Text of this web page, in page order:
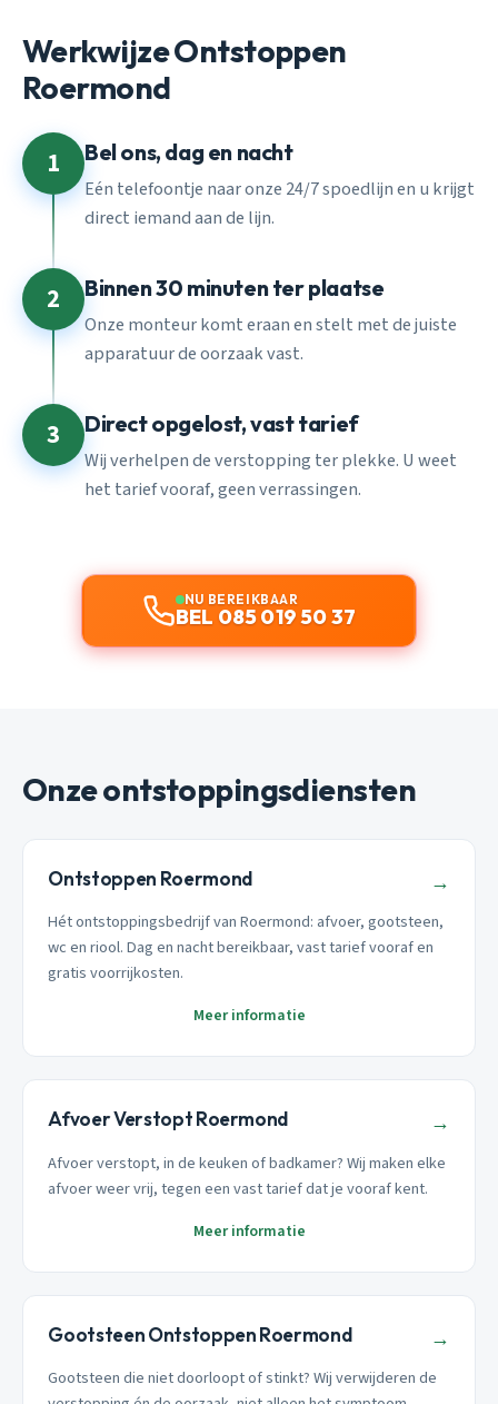
Werkwijze Ontstoppen
Roermond
1 Bel ons, dag en nacht
Eén telefoontje naar onze 24/7 spoedlijn en u krijgt
direct iemand aan de lijn.
2 Binnen 30 minuten ter plaatse
Onze monteur komt eraan en stelt met de juiste
apparatuur de oorzaak vast.
3 Direct opgelost, vast tarief
Wij verhelpen de verstopping ter plekke. U weet
het tarief vooraf, geen verrassingen.
NU BEREIKBAAR
BEL 085 019 50 37
Onze ontstoppingsdiensten
Ontstoppen Roermond →
Hét ontstoppingsbedrijf van Roermond: afvoer, gootsteen,
wc en riool. Dag en nacht bereikbaar, vast tarief vooraf en
gratis voorrijkosten.
Meer informatie
Afvoer Verstopt Roermond →
Afvoer verstopt, in de keuken of badkamer? Wij maken elke
afvoer weer vrij, tegen een vast tarief dat je vooraf kent.
Meer informatie
Gootsteen Ontstoppen Roermond →
Gootsteen die niet doorloopt of stinkt? Wij verwijderen de